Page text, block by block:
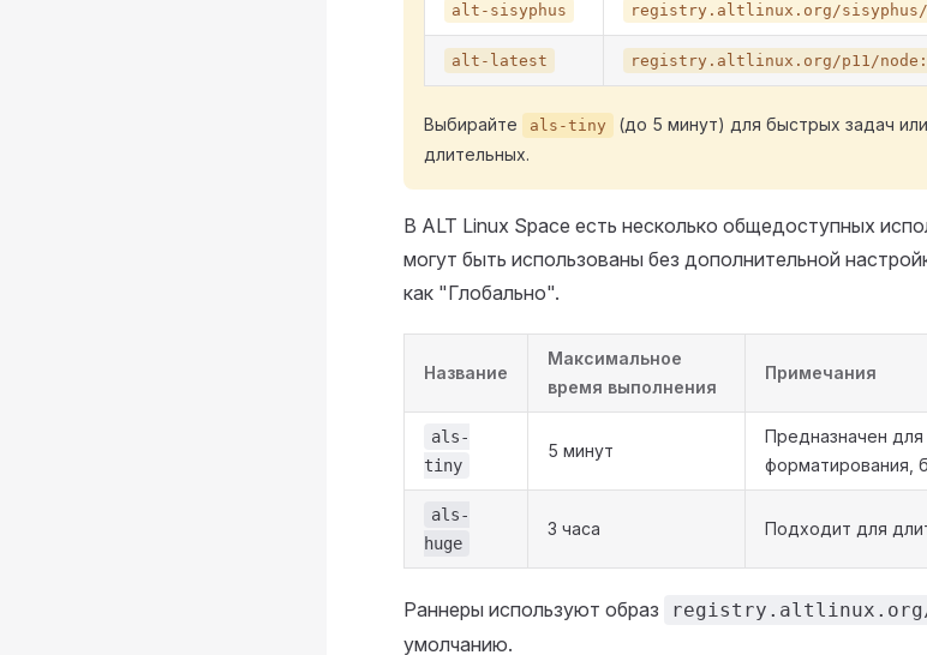
alt-sisyphus registry.altlinux.org/
alt-latest registry.altlinux.org/p11/
Выбирайте als-tiny (до 5 минут) для быстрых задач или
длительных.
В ALT Linux Space есть несколько общедоступных
могут быть использованы без дополнительной
как "Глобально".
Название
Максимальное
время выполнения
Примечания
als-
tiny
5 минут
Предназначен для
форматирования,
als-
huge
3 часа Подходит для
Раннеры используют образ
умолчанию.